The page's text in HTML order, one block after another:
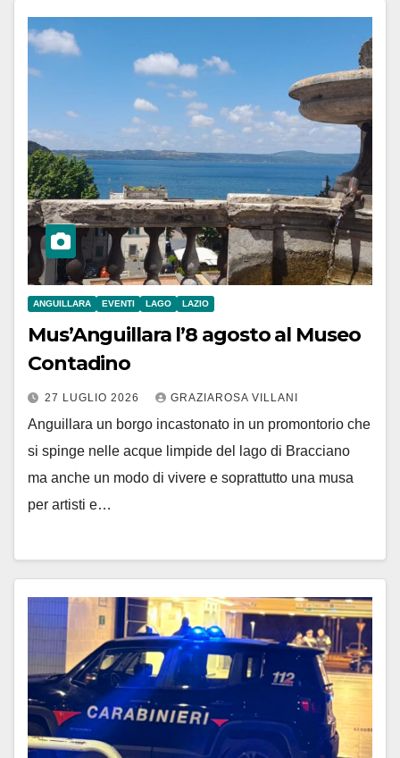
ANGUILLARA EVENTI LAGO LAZIO
Mus’Anguillara l’8 agosto al Museo
Contadino
27 LUGLIO 2026 GRAZIAROSA VILLANI
Anguillara un borgo incastonato in un promontorio che
si spinge nelle acque limpide del lago di Bracciano
ma anche un modo di vivere e soprattutto una musa
per artisti e…